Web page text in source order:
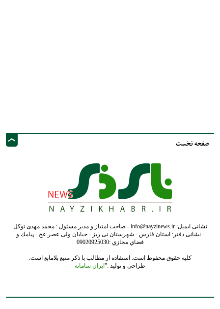
صفحه نخست
نشانی ایمیل: info@nayzinews.ir - صاحب امتیاز و مدیر مسئول : محمد مهدی توکل
- نشانی دفتر: استان فارس - شهرستان نی ریز - خیابان ولی عصر عج - پيامك و
فضاي مجازي :09020925030
کلیه حقوق محفوظ است. استفاده از مطالب با ذکر منبع بلامانع است.
طراحی و تولید :" ایران سامانه